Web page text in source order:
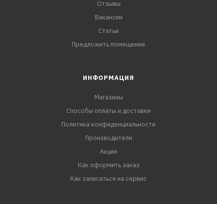
Отзывы
Вакансии
Статьи
Предложить помещение
ИНФОРМАЦИЯ
Магазины
Способы оплаты и доставки
Политика конфиденциальности
Производители
Акции
Как оформить заказ
Как записаться на сервис